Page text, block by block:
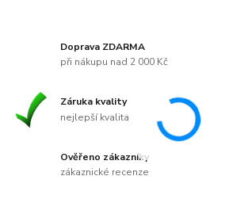
Doprava ZDARMA
při nákupu nad 2 000 Kč
Záruka kvality
nejlepší kvalita
Ověřeno zákazníky
zákaznické recenze